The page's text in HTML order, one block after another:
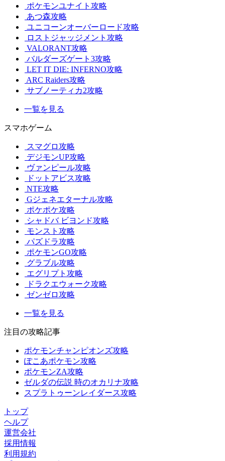
ポケモンユナイト攻略
あつ森攻略
ユニコーンオーバーロード攻略
ロストジャッジメント攻略
VALORANT攻略
バルダーズゲート3攻略
LET IT DIE: INFERNO攻略
ARC Raiders攻略
サブノーティカ2攻略
一覧を見る
スマホゲーム
スマグロ攻略
デジモンUP攻略
ヴァンピール攻略
ドットアビス攻略
NTE攻略
Gジェネエターナル攻略
ポケポケ攻略
シャドバ ビヨンド攻略
モンスト攻略
パズドラ攻略
ポケモンGO攻略
グラブル攻略
エグリプト攻略
ドラクエウォーク攻略
ゼンゼロ攻略
一覧を見る
注目の攻略記事
ポケモンチャンピオンズ攻略
ぽこあポケモン攻略
ポケモンZA攻略
ゼルダの伝説 時のオカリナ攻略
スプラトゥーンレイダース攻略
トップ
ヘルプ
運営会社
採用情報
利用規約